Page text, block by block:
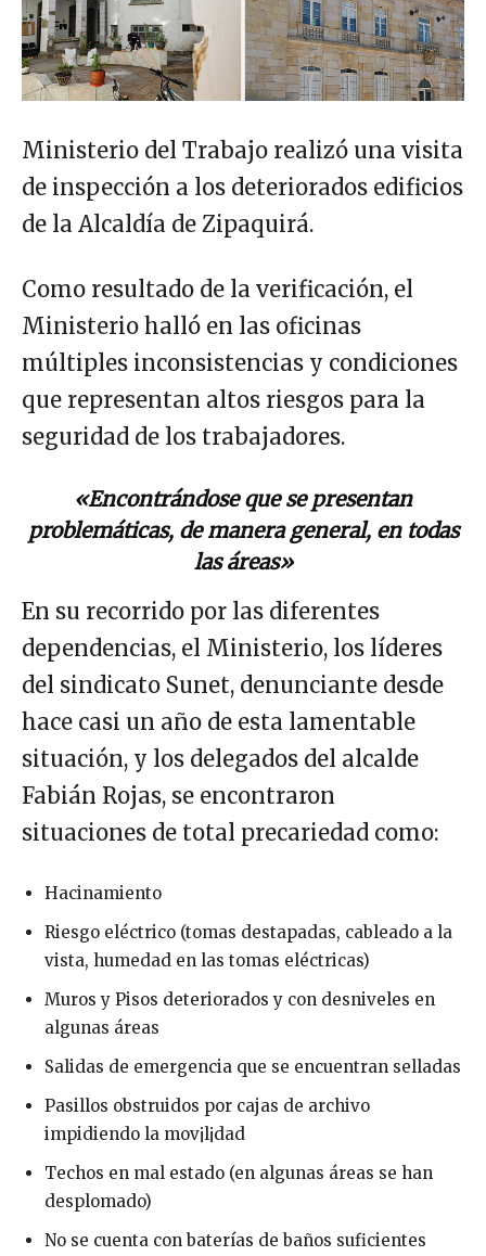
Ministerio del Trabajo realizó una visita
de inspección a los deteriorados edificios
de la Alcaldía de Zipaquirá.
Como resultado de la verificación, el
Ministerio halló en las oficinas
múltiples inconsistencias y condiciones
que representan altos riesgos para la
seguridad de los trabajadores.
«Encontrándose que se presentan
problemáticas, de manera general, en todas
las áreas»
En su recorrido por las diferentes
dependencias, el Ministerio, los líderes
del sindicato Sunet, denunciante desde
hace casi un año de esta lamentable
situación, y los delegados del alcalde
Fabián Rojas, se encontraron
situaciones de total precariedad como:
Hacinamiento
Riesgo eléctrico (tomas destapadas, cableado a la
vista, humedad en las tomas eléctricas)
Muros y Pisos deteriorados y con desniveles en
algunas áreas
Salidas de emergencia que se encuentran selladas
Pasillos obstruidos por cajas de archivo
impidiendo la mov¡l¡dad
Techos en mal estado (en algunas áreas se han
desplomado)
No se cuenta con baterías de baños suficientes